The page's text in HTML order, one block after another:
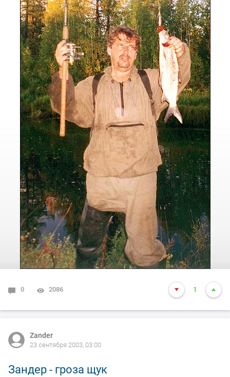
0 2086 1
Zander
23 сентября 2003, 03:00
Зандер - гроза щук